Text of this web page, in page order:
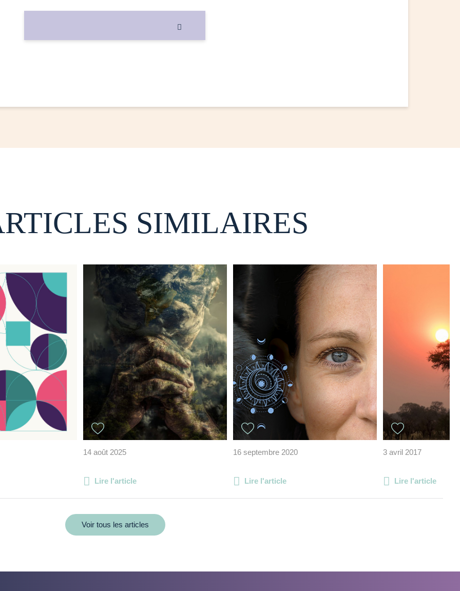

SIMILAIRES
14 août 2025
Lire l'article
16 septembre 2020
Lire l'article
3 avril 2017
Lire l'article
Voir tous les articles